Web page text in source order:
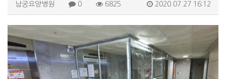
남궁요양병원 0 6825 2020.07.27 16:12